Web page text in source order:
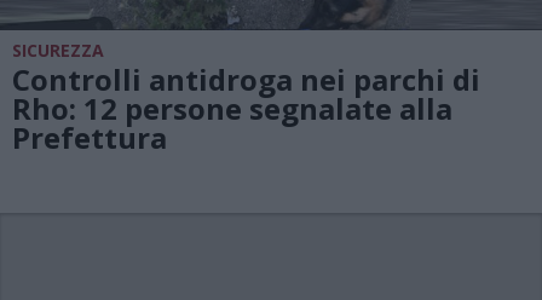
SICUREZZA
Controlli antidroga nei parchi di
Rho: 12 persone segnalate alla
Prefettura